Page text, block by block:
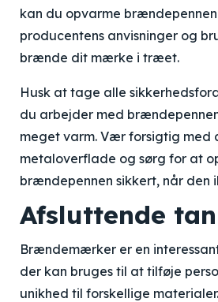
kan du opvarme
producentens anvisninger og
brænde dit mærke i træet.
Husk at tage alle
du arbejder med
meget varm. Vær forsigtig med
metaloverflade og sørg for at
brændepennen sikkert, når den
Afsluttende
Brændemærker er en
der kan bruges til at tilføje
unikhed til forskellige